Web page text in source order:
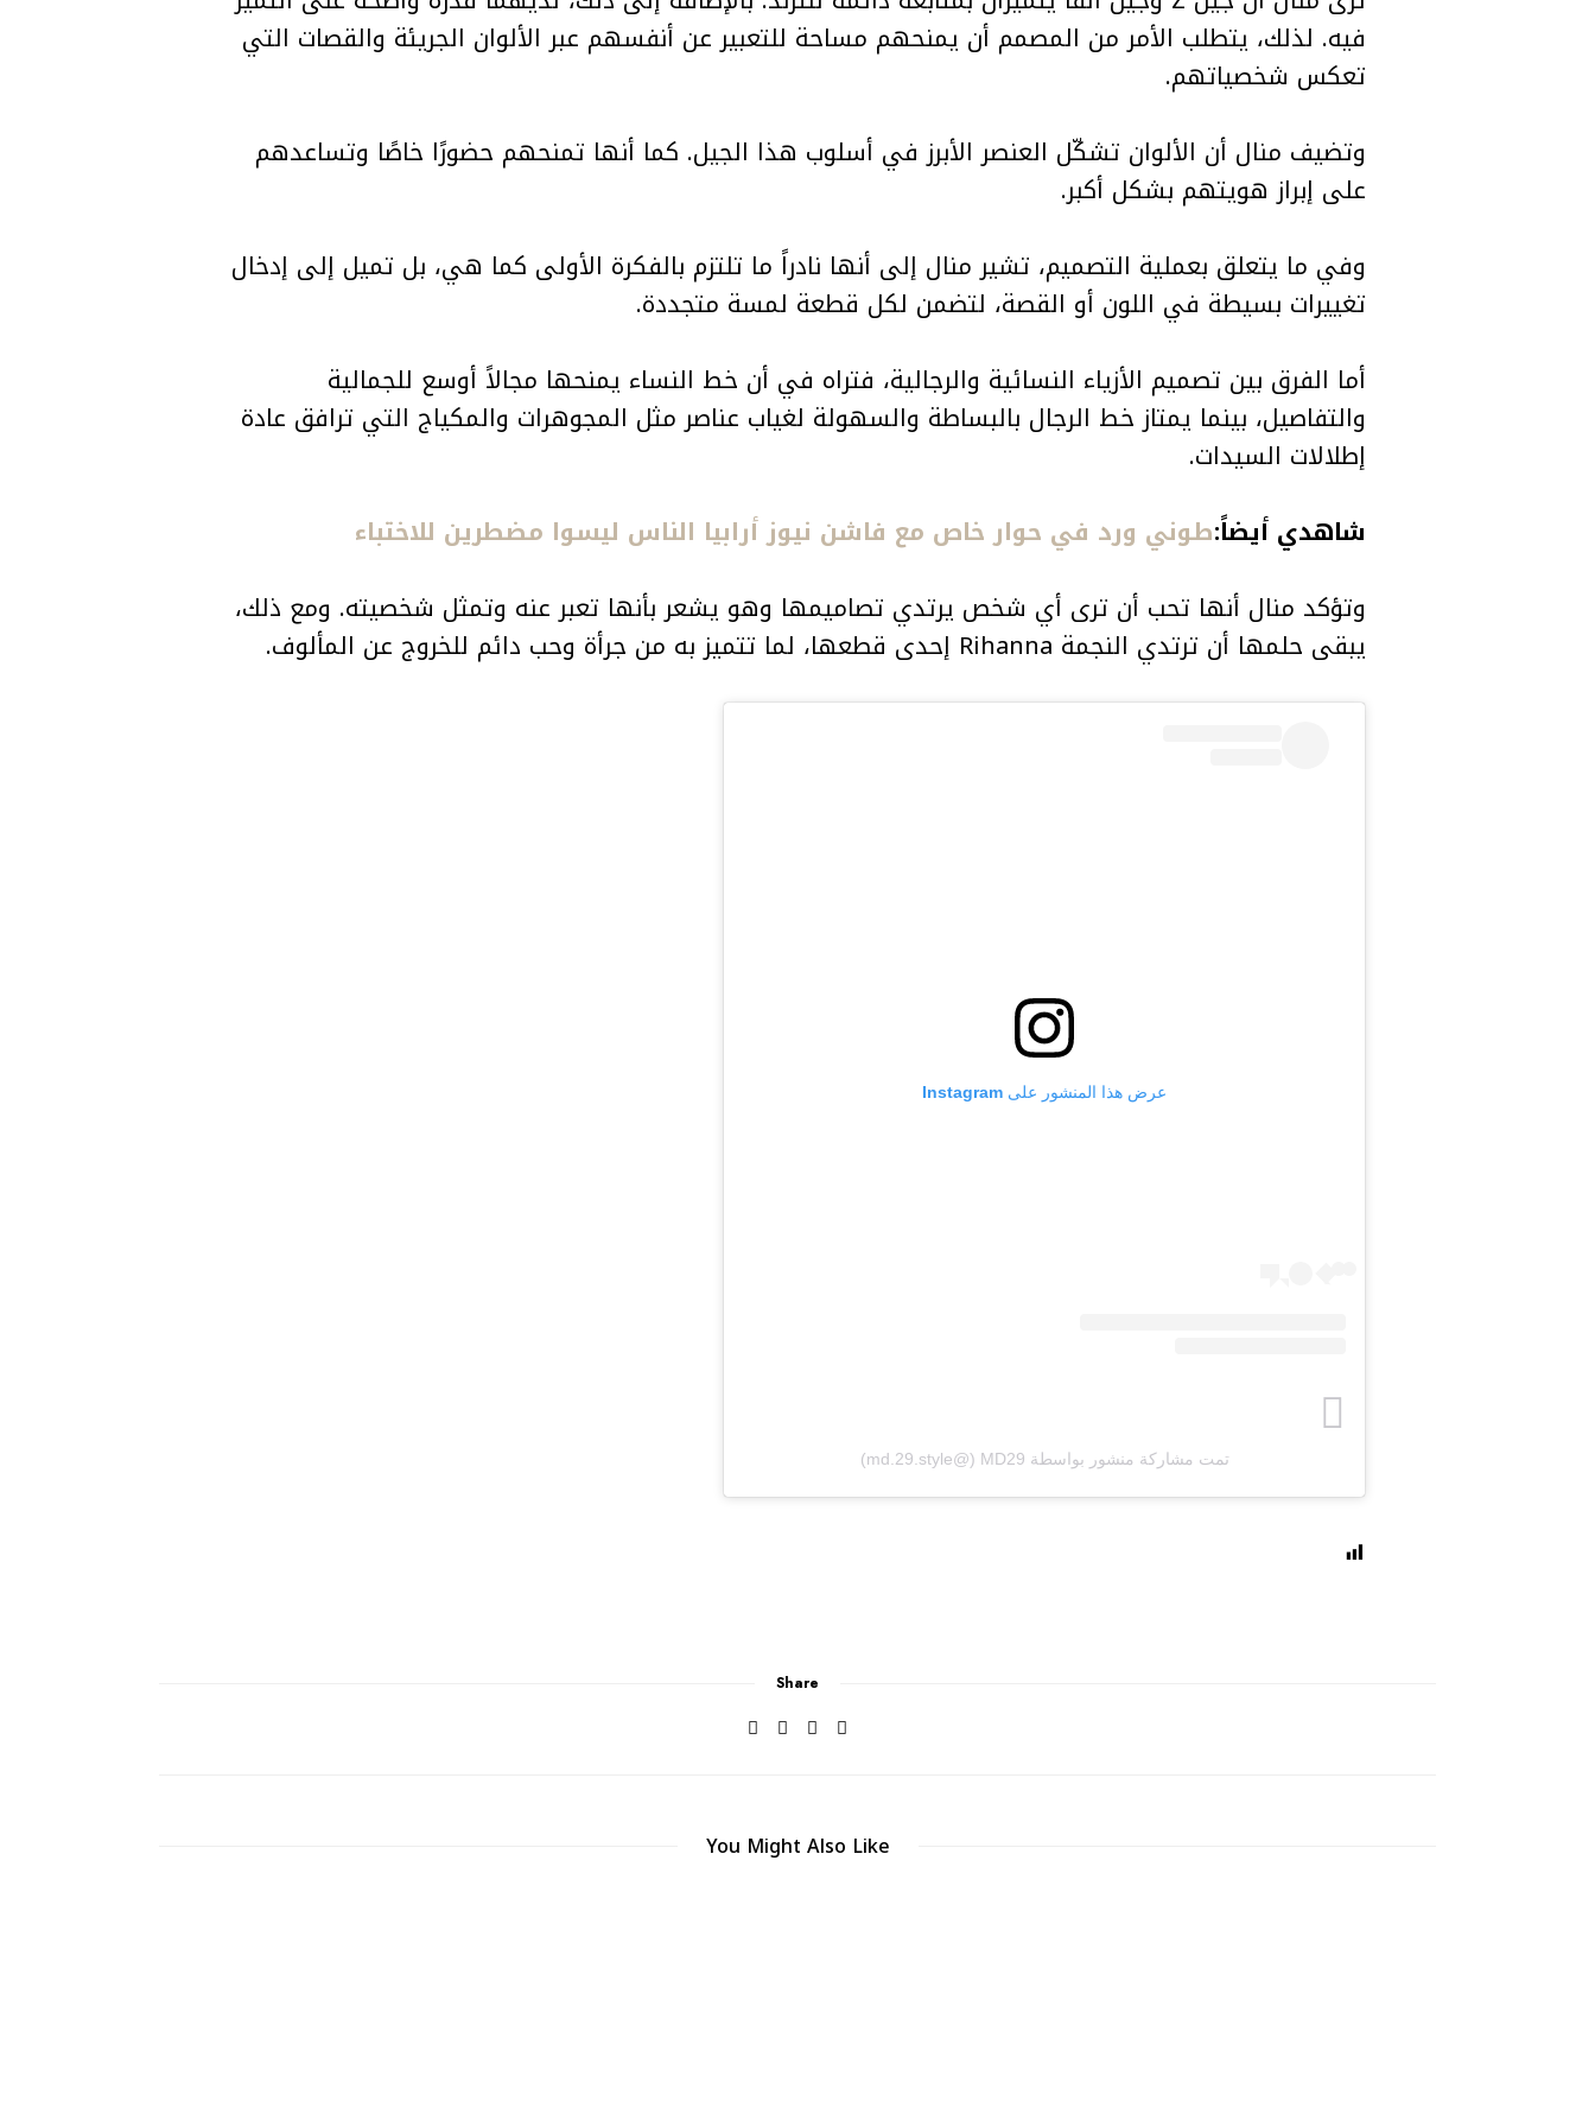
فيه. لذلك، يتطلب الأمر من المصمم أن يمنحهم مساحة للتعبير عن أنفسهم عبر الألوان الجريئة والقصات التي
تعكس شخصياتهم.
وتضيف منال أن الألوان تشكّل العنصر الأبرز في أسلوب هذا الجيل. كما أنها تمنحهم حضورًا خاصًا وتساعدهم
على إبراز هويتهم بشكل أكبر.
وفي ما يتعلق بعملية التصميم، تشير منال إلى أنها نادراً ما تلتزم بالفكرة الأولى كما هي، بل تميل إلى إدخال
تغييرات بسيطة في اللون أو القصة، لتضمن لكل قطعة لمسة متجددة.
أما الفرق بين تصميم الأزياء النسائية والرجالية، فتراه في أن خط النساء يمنحها مجالاً أوسع للجمالية
والتفاصيل، بينما يمتاز خط الرجال بالبساطة والسهولة لغياب عناصر مثل المجوهرات والمكياج التي ترافق عادة
إطلالات السيدات.
شاهدي أيضاً:طوني ورد في حوار خاص مع فاشن نيوز أرابيا الناس ليسوا مضطرين للاختباء
وتؤكد منال أنها تحب أن ترى أي شخص يرتدي تصاميمها وهو يشعر بأنها تعبر عنه وتمثل شخصيته. ومع ذلك،
يبقى حلمها أن ترتدي النجمة Rihanna إحدى قطعها، لما تتميز به من جرأة وحب دائم للخروج عن المألوف.
عرض هذا المنشور على Instagram
تمت مشاركة منشور بواسطة ‏‎MD29‎‏ (@‏‎md.29.style‎‏)
Share
You Might Also Like